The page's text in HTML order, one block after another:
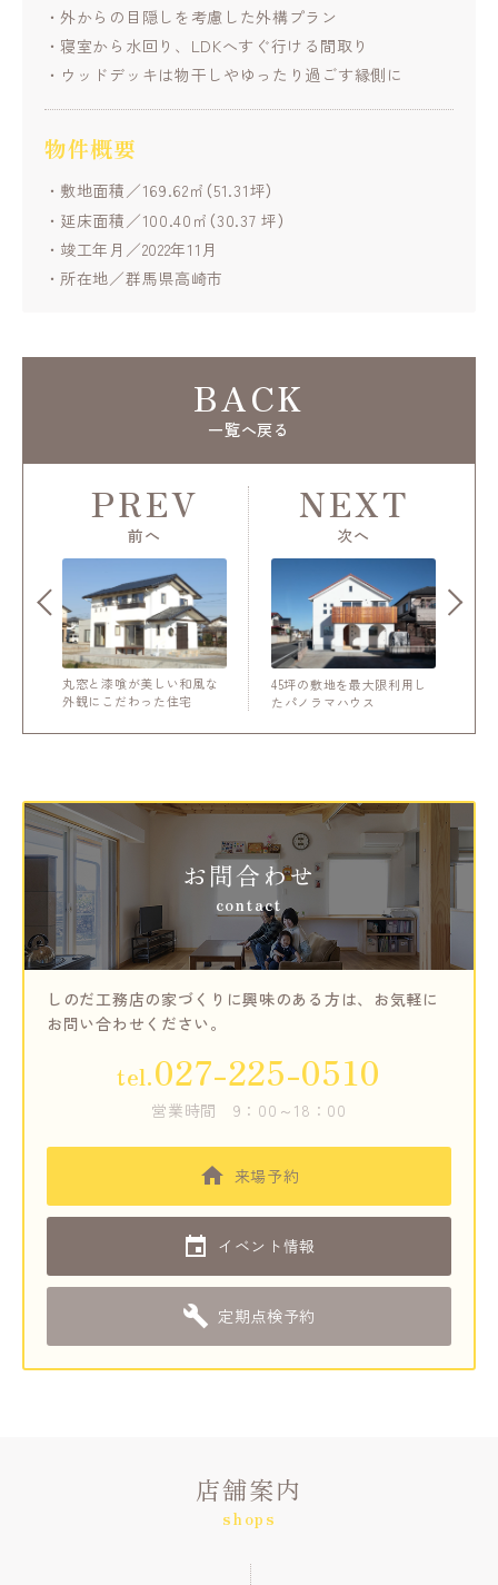
外からの目隠しを考慮した外構プラン
寝室から水回り、LDKへすぐ行ける間取り
ウッドデッキは物干しやゆったり過ごす縁側に
物件概要
敷地面積／169.62㎡（51.31坪）
延床面積／100.40㎡（30.37 坪）
竣工年月／2022年11月
所在地／群馬県高崎市
PREV
前へ
丸窓と漆喰が美しい和風な
外観にこだわった住宅
BACK
一覧へ戻る
45坪の敷地を最大限利用し
たパノラマハウス
NEXT
次へ
お問合わせ
contact
しのだ工務店の家づくりに興味のある方は、 お気軽に
お問い合わせください。
tel.027-225-0510
営業時間 9：00～18：00
来場予約
イベント情報
定期点検予約
店舗案内
shops